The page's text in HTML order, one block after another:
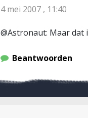
4 mei 2007 , 11:40
@Astronaut: Maar dat
Beantwoorden